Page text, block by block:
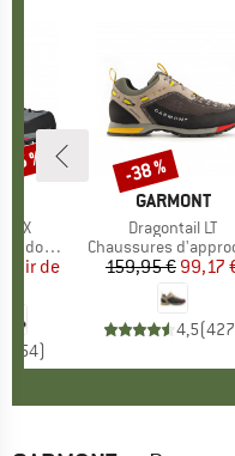
réduit
de
54)
%
MARQUE
GARMONT
Article
Dragontail LT
Product group
Chaussures
Prix
159,95 €Prix
99,17
4,5(427
Remise
-38 %